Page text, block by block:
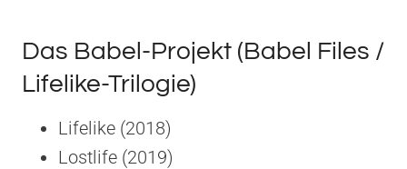
Das Babel-Projekt (Babel Files /
Lifelike-Trilogie)
Lifelike (2018)
Lostlife (2019)